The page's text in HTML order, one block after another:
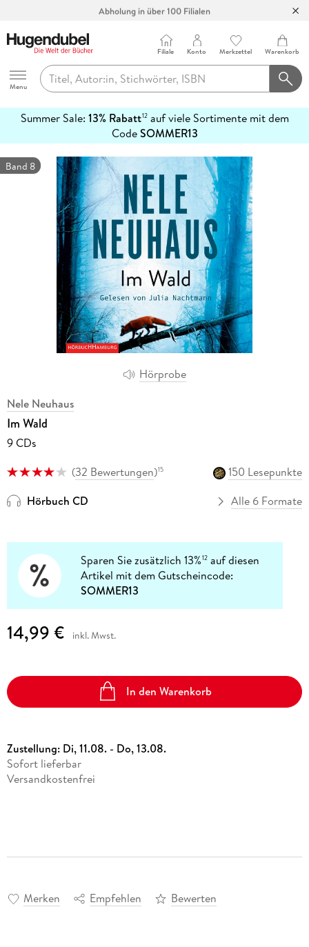
Abholung in über 100 Filialen
Hugendubel
Menu
Filiale Konto Merkzettel Warenkorb
Summer Sale: 13% Rabatt12auf viele Sortimente mit dem
CodeSOMMER13
erfahren
Hörprobe
Band 8
Nele Neuhaus
Im Wald
9 CDs
(32 Bewertungen)15
150 Lesepunkte
Hörbuch CD
Alle 6 Formate
Sparen Sie zusätzlich 13%12 auf diesen
Artikel mit dem Gutscheincode:
SOMMER13
14,99 € inkl. Mwst.
In den Warenkorb
Zustellung: Di, 11.08. - Do, 13.08.
Sofort lieferbar
Versandkostenfrei
Merken Empfehlen Bewerten